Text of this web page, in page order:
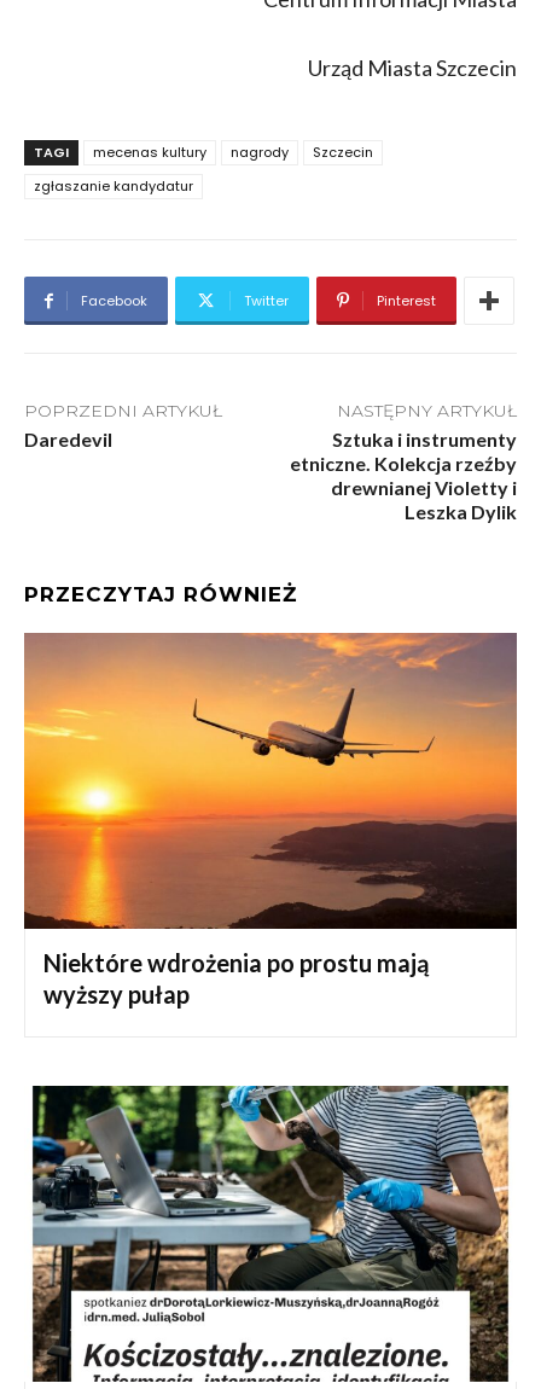
Urząd Miasta Szczecin
TAGI mecenas kultury nagrody
Szczecin
zgłaszanie kandydatur
Facebook Twitter Pinterest
POPRZEDNI ARTYKUŁ
Daredevil
NASTĘPNY ARTYKUŁ
Sztuka i instrumenty
etniczne. Kolekcja rzeźby
drewnianej Violetty i
Leszka Dylik
PRZECZYTAJ RÓWNIEŻ
Niektóre wdrożenia po prostu mają
wyższy pułap